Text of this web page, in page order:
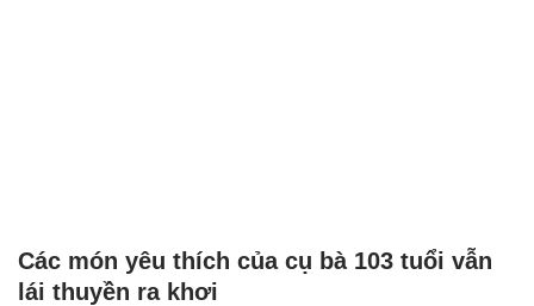
Các món yêu thích của cụ bà 103 tuổi vẫn
lái thuyền ra khơi